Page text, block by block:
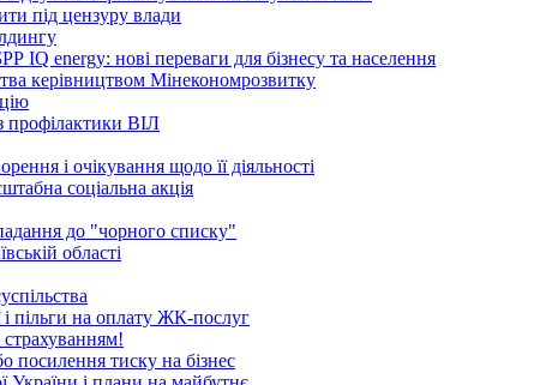
під цензуру влади
IQ energy: нові переваги для бізнесу та населення
керівництвом Мінекономрозвитку
профілактики ВІЛ
і очікування щодо її діяльності
соціальна акція
до "чорного списку"
області
пільги на оплату ЖК-послуг
посилення тиску на бізнес